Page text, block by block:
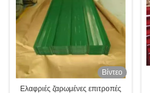
Βίντεο
Ελαφριές ζαρωμένες επιτροπές